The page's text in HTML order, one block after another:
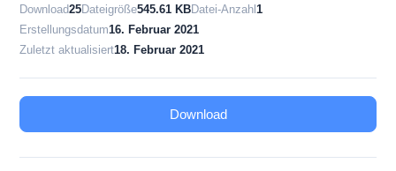
Download25Dateigröße545.61 KBDatei-Anzahl 1
Erstellungsdatum16. Februar 2021
Zuletzt aktualisiert18. Februar 2021
Download